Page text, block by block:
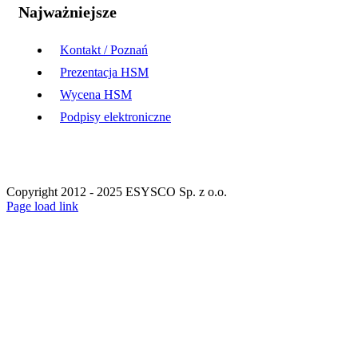
Najważniejsze
Kontakt / Poznań
Prezentacja HSM
Wycena HSM
Podpisy elektroniczne
Copyright 2012 - 2025 ESYSCO Sp. z o.o.
Facebook
X
Instagram
Pinterest
Page load link